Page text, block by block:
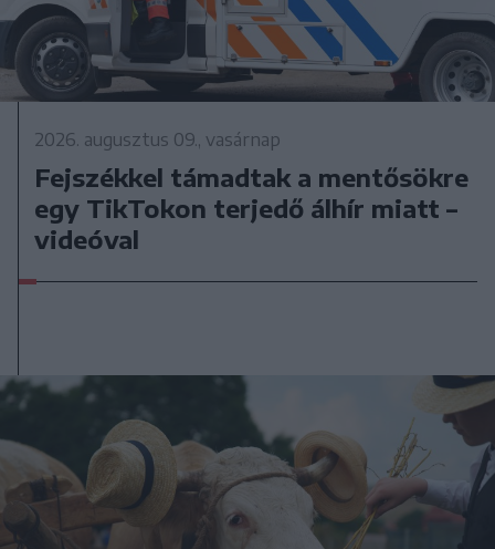
2026. augusztus 09., vasárnap
Fejszékkel támadtak a mentősökre
egy TikTokon terjedő álhír miatt –
videóval